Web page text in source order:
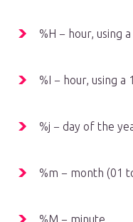
%H − hour, using
%I − hour, using a
%j − day of the
%m − month (01
%M − minute